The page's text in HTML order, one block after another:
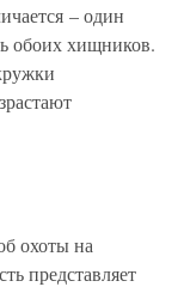
– один
обоих хищников.
охоты на
представляет